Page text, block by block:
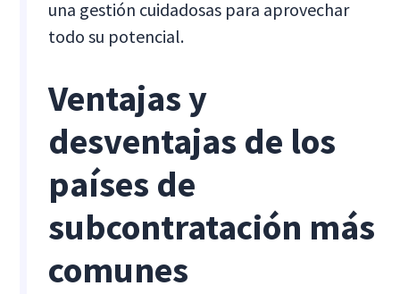
una gestión cuidadosas para aprovechar
todo su potencial.
Ventajas y
desventajas de los
países de
subcontratación más
comunes